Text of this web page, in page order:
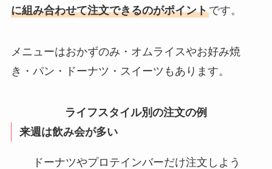
に組み合わせて注文できるのがポイントです。
メニューはおかずのみ・オムライスやお好み焼
き・パン・ドーナツ・スイーツもあります。
ライフスタイル別の注文の例
来週は飲み会が多い
ドーナツやプロテインバーだけ注文しよう